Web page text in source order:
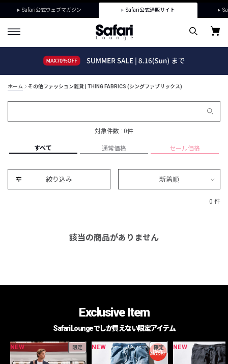
Safari公式ウェブマガジン Safari公式通販サイト
ホーム その他ファッション雑貨 | THING FABRICS (シングファブリックス)
対象件数 : 0件
すべて 通常価格 セール価格
絞り込み 新着順
0 件
該当の商品がありません
Exclusive Item
Safari Loungeでしか買えない限定アイテム
NEW 限定 NEW 限定 NEW